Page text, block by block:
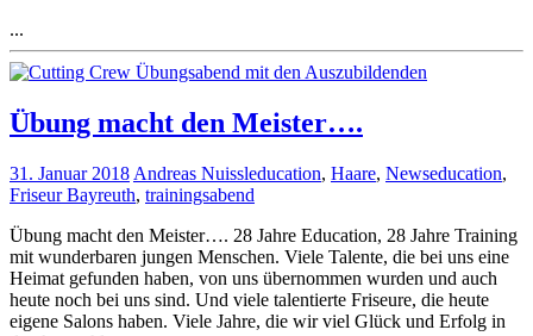
...
Übung macht den Meister….
31. Januar 2018 Andreas Nuissleducation, Haare, Newseducation,
Friseur Bayreuth, trainingsabend
Übung macht den Meister…. 28 Jahre Education, 28 Jahre Training
mit wunderbaren jungen Menschen. Viele Talente, die bei uns eine
Heimat gefunden haben, von uns übernommen wurden und auch
heute noch bei uns sind. Und viele talentierte Friseure, die heute
eigene Salons haben. Viele Jahre, die wir viel Glück und Erfolg in